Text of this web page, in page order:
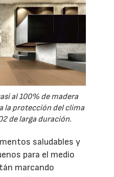
al 100% de madera
la protección del clima
de larga duración.
saludables y
para el medio
marcando